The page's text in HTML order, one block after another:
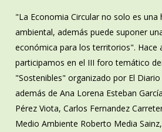
"La Economia Circular no solo es una
ambiental, además puede suponer
económica para los territorios". Hace
participamos en el III foro temático
"Sostenibles" organizado por El
además de Ana Lorena Esteban
Pérez Viota, Carlos Fernandez
Medio Ambiente Roberto Media